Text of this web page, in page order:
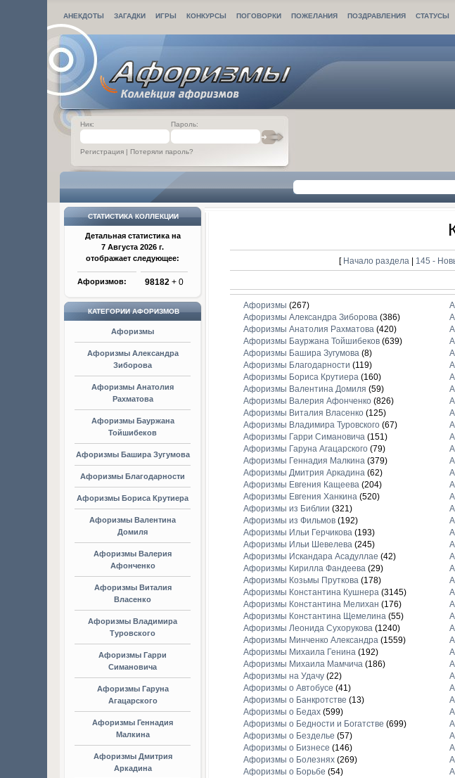
АНЕКДОТЫ ЗАГАДКИ ИГРЫ КОНКУРСЫ ПОГОВОРКИ ПОЖЕЛАНИЯ ПОЗДРАВЛЕНИЯ СТАТУСЫ
Ник: Пароль:
Регистрация | Потеряли пароль?
СТАТИСТИКА КОЛЛЕКЦИИ
Детальная статистика на
7 Августа 2026 г.
отображает следующее:
Афоризмов: 98182+ 0
КАТЕГОРИИ АФОРИЗМОВ
Афоризмы
Афоризмы Александра
Зиборова
Афоризмы Анатолия
Рахматова
Афоризмы Бауржана
Тойшибеков
Афоризмы Башира Зугумова
Афоризмы Благодарности
Афоризмы Бориса Крутиера
Афоризмы Валентина
Домиля
Афоризмы Валерия
Афонченко
Афоризмы Виталия
Власенко
Афоризмы Владимира
Туровского
Афоризмы Гарри
Симановича
Афоризмы Гаруна
Агацарского
Афоризмы Геннадия
Малкина
Афоризмы Дмитрия
Аркадина
[ Начало раздела | 145 -
Афоризмы (267)
Афоризмы Александра Зиборова(386)
Афоризмы Анатолия Рахматова(420)
Афоризмы Бауржана Тойшибеков(639)
Афоризмы Башира Зугумова(8)
Афоризмы Благодарности (119)
Афоризмы Бориса Крутиера(160)
Афоризмы Валентина Домиля (59)
Афоризмы Валерия Афонченко(826)
Афоризмы Виталия Власенко(125)
Афоризмы Владимира Туровского(67)
Афоризмы Гарри Симановича(151)
Афоризмы Гаруна Агацарского(79)
Афоризмы Геннадия Малкина(379)
Афоризмы Дмитрия Аркадина(62)
Афоризмы Евгения Кащеева(204)
Афоризмы Евгения Ханкина(520)
Афоризмы из Библии (321)
Афоризмы из Фильмов(192)
Афоризмы Ильи Герчикова(193)
Афоризмы Ильи Шевелева(245)
Афоризмы Искандара Асадуллае (42)
Афоризмы Кирилла Фандеева(29)
Афоризмы Козьмы Пруткова(178)
Афоризмы Константина Кушнера(3145)
Афоризмы Константина Мелихан (176)
Афоризмы Константина Щемелина(55)
Афоризмы Леонида Сухорукова(1240)
Афоризмы Минченко Александра(1559)
Афоризмы Михаила Генина(192)
Афоризмы Михаила Мамчича(186)
Афоризмы на Удачу(22)
Афоризмы о Автобусе (41)
Афоризмы о Банкротстве (13)
Афоризмы о Бедах(599)
Афоризмы о Бедности и Богатстве (699)
Афоризмы о Безделье (57)
Афоризмы о Бизнесе (146)
Афоризмы о Болезнях(269)
Афоризмы о Борьбе (54)